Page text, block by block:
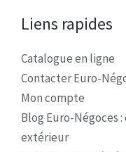
Liens rapides
Catalogue en ligne
Contacter Euro-
Mon compte
Blog Euro-Négoces
extérieur